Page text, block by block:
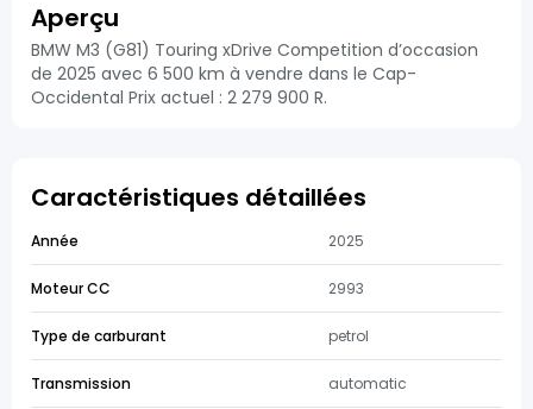
Aperçu
BMW M3 (G81) Touring xDrive Competition d’occasion
de 2025 avec 6 500 km à vendre dans le Cap-
Occidental Prix actuel : 2 279 900 R.
Caractéristiques détaillées
Année 2025
Moteur CC 2993
Type de carburant petrol
Transmission automatic